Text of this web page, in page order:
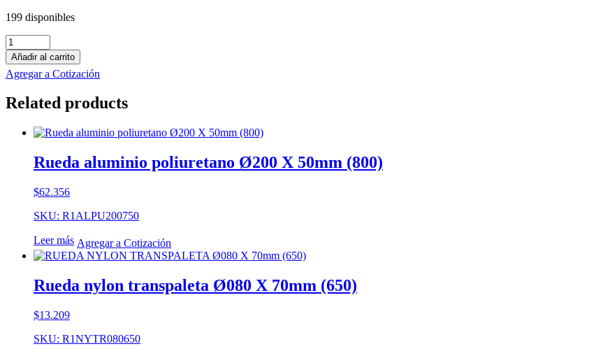
199 disponibles
Rueda
aluminio
poliuretano
Ø125
50mm
cantidad
Añadir al carrito
Agregar a Cotización
Related products
Rueda aluminio poliuretano Ø200 X 50mm (800)
$62.356
SKU: R1ALPU200750
Leer más Agregar a Cotización
Rueda nylon transpaleta Ø080 X 70mm (650)
$13.209
SKU: R1NYTR080650